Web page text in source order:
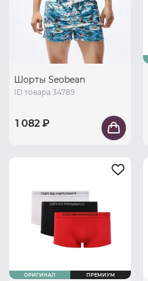
Шорты Seobean
ID товара 34789
1 082 ₽
ОРИГИНАЛ ПРЕМИУМ